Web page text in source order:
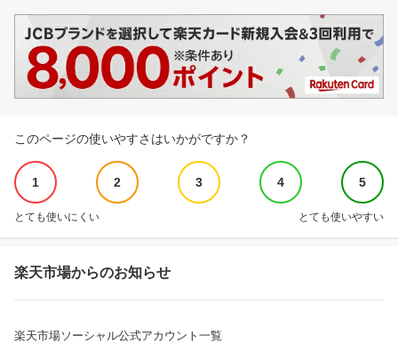
このページの使いやすさはいかがですか？
1 2 3 4 5
とても使いにくい とても使いやすい
楽天市場からのお知らせ
楽天市場ソーシャル公式アカウント一覧